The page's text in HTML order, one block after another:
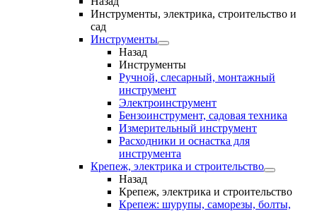
Инструменты, электрика, строительство и
сад
Инструменты
Назад
Инструменты
Ручной, слесарный, монтажный
инструмент
Электроинструмент
Бензоинструмент, садовая техника
Измерительный инструмент
Расходники и оснастка для
инструмента
Крепеж, электрика и строительство
Назад
Крепеж, электрика и строительство
Крепеж: шурупы, саморезы, болты,